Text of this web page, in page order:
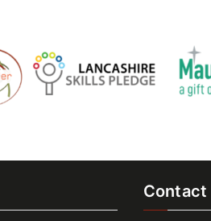
Contact